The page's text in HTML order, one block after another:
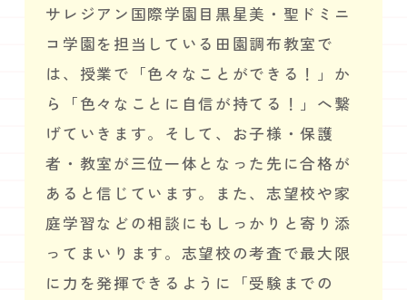
サレジアン国際学園目黒星美・聖ドミニ
コ学園を担当している田園調布教室で
は、授業で「色々なことができる！」か
ら「色々なことに自信が持てる！」へ繋
げていきます。そして、お子様・保護
者・教室が三位一体となった先に合格が
あると信じています。また、志望校や家
庭学習などの相談にもしっかりと寄り添
ってまいります。志望校の考査で最大限
に力を発揮できるように「受験までの